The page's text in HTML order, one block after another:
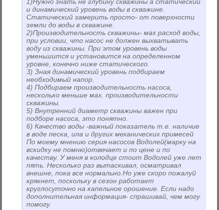
и динамический уровень воды в скважине.
Статический замерить просто- от поверхности
земли до воды в скважине.
2)Производительность скважины- мах расход воды,
при условии, что насос не должен выхватывать
воду из скважины. При этом уровень воды
уменьшится и установится на определенном
уровне, конечно ниже статического.
3) Зная динамический уровень подбираем
необходимый напор.
4) Подбираем производительность насоса,
несколько меньше мах. производительности
скважины.
5) Внутренний диаметр скважины важен при
подборе насоса, это понятно.
6) Качество воды -важный показатель т.е. наличие
в воде песка, ила и других механических примесей
По моему мнению серия насосов Водолей(марку на
вскидку не помню)отвечает и по цене и по
качеству. У меня в колодце стоит Водолей уже лет
пять. Несколько раз вытаскивал, осматривал
внешне, пока все нормально.Но уже скоро пожалуй
крякнет, поскольку в сезон работает
круглосуточно на капельное орошение. Если надо
дополнительная информация- спрашивай, чем могу
помогу.